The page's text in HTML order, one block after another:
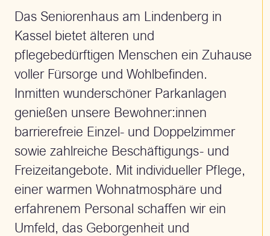
Das Seniorenhaus am Lindenberg in
Kassel bietet älteren und
pflegebedürftigen Menschen ein Zuhause
voller Fürsorge und Wohlbefinden.
Inmitten wunderschöner Parkanlagen
genießen unsere Bewohner:innen
barrierefreie Einzel- und Doppelzimmer
sowie zahlreiche Beschäftigungs- und
Freizeitangebote. Mit individueller Pflege,
einer warmen Wohnatmosphäre und
erfahrenem Personal schaffen wir ein
Umfeld, das Geborgenheit und